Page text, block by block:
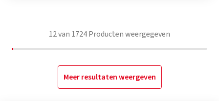
12van 1724Producten weergegeven
Meer resultaten weergeven